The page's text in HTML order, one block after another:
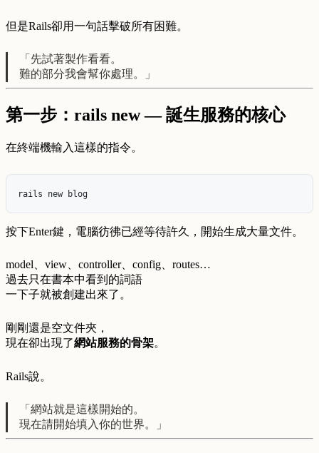
但是Rails卻用一句話擊破所有困難。
「先試著製作看看。
難的部分我會幫你處理。」
第一步：rails new — 誕生服務的核心
在終端機輸入這樣的指令。
按下Enter鍵，電腦彷彿已經等待許久，開始生成大量文件。
model、view、controller、config、routes…
過去只在書本中看到的詞語
一下子就被創建出來了。
剛剛還是空文件夾，
現在卻出現了網站服務的骨架。
Rails說。
「網站就是這樣開始的。
現在請開始填入你的世界。」